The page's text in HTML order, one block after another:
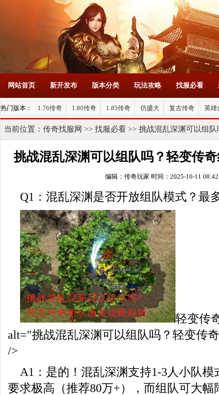
网站首页 新开发布 版本分类 玩法攻略 找服必看
热门版本： 1.76传奇 1.80传奇 1.85传奇 仿盛大 复古传奇 英雄
当前位置： 传奇找服网 >> 找服必看 >> 挑战混乱深渊可以组
挑战混乱深渊可以组队吗？轻变传
编辑：传奇玩家 时间：2025-10-11
Q1：混乱深渊是否开放组队模式？最
轻变传
alt="挑战混乱深渊可以组队吗？轻变传
/>
A1：是的！混乱深渊支持1-3人小队
要求极高（推荐80万+），而组队可大